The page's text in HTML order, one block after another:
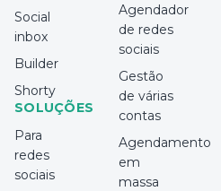
Social
inbox
Builder
Shorty
SOLUÇÕES
Para
redes
sociais
Agendador
de redes
sociais
Gestão
de várias
contas
Agendamento
em
massa